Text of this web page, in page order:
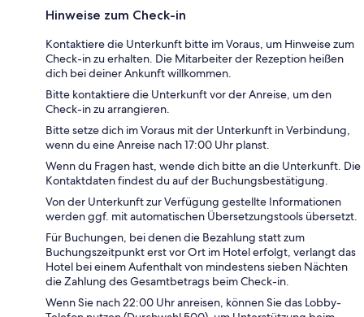
Hinweise zum Check-in
Kontaktiere die Unterkunft bitte im Voraus, um Hinweise zum
Check-in zu erhalten. Die Mitarbeiter der Rezeption heißen
dich bei deiner Ankunft willkommen.
Bitte kontaktiere die Unterkunft vor der Anreise, um den
Check-in zu arrangieren.
Bitte setze dich im Voraus mit der Unterkunft in Verbindung,
wenn du eine Anreise nach 17:00 Uhr planst.
Wenn du Fragen hast, wende dich bitte an die Unterkunft. Die
Kontaktdaten findest du auf der Buchungsbestätigung.
Von der Unterkunft zur Verfügung gestellte Informationen
werden ggf. mit automatischen Übersetzungstools übersetzt.
Für Buchungen, bei denen die Bezahlung statt zum
Buchungszeitpunkt erst vor Ort im Hotel erfolgt, verlangt das
Hotel bei einem Aufenthalt von mindestens sieben Nächten
die Zahlung des Gesamtbetrags beim Check-in.
Wenn Sie nach 22:00 Uhr anreisen, können Sie das Lobby-